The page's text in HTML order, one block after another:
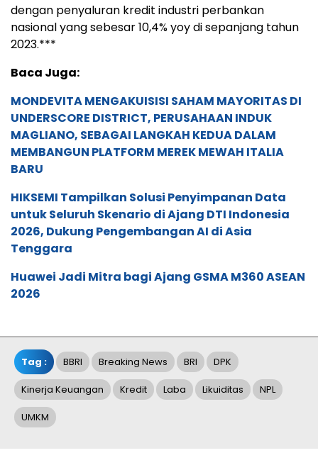
dengan penyaluran kredit industri perbankan
nasional yang sebesar 10,4% yoy di sepanjang tahun
2023.***
Baca Juga:
MONDEVITA MENGAKUISISI SAHAM MAYORITAS DI
UNDERSCORE DISTRICT, PERUSAHAAN INDUK
MAGLIANO, SEBAGAI LANGKAH KEDUA DALAM
MEMBANGUN PLATFORM MEREK MEWAH ITALIA
BARU
HIKSEMI Tampilkan Solusi Penyimpanan Data
untuk Seluruh Skenario di Ajang DTI Indonesia
2026, Dukung Pengembangan AI di Asia
Tenggara
Huawei Jadi Mitra bagi Ajang GSMA M360 ASEAN
2026
Tag : BBRI Breaking News BRI DPK
Kinerja Keuangan Kredit Laba Likuiditas NPL
UMKM